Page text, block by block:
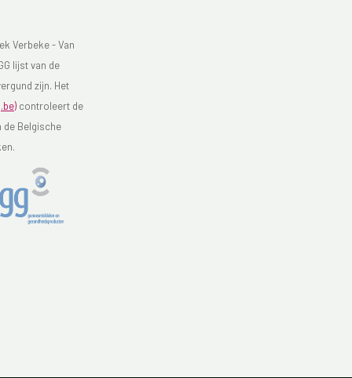
Verbeke - Van
lijst van de
zijn. Het
controleert de
de Belgische